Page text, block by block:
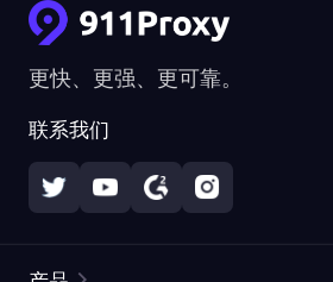
更快、更强、更可靠。
联系我们